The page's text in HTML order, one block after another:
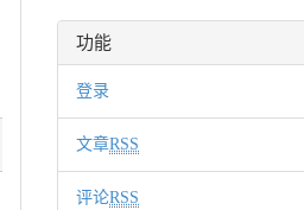
功能
登录
文章RSS
评论RSS